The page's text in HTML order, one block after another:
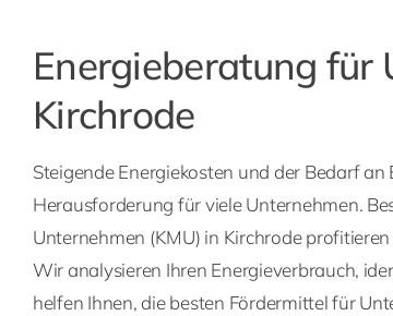
Energieberatung für
Kirchrode
Steigende Energiekosten und der Bedarf
Herausforderung für viele Unternehmen.
Unternehmen (KMU) in Kirchrode
Wir analysieren Ihren Energieverbrauch,
helfen Ihnen, die besten Fördermittel für